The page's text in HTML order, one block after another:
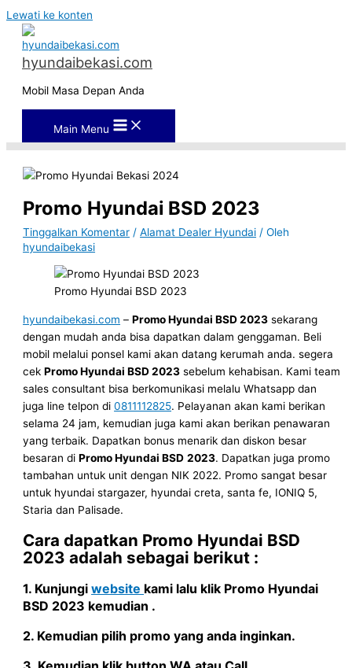
Lewati ke konten
hyundaibekasi.com
Mobil Masa Depan Anda
Main Menu
Promo Hyundai BSD 2023
Tinggalkan Komentar /Alamat Dealer Hyundai / Oleh
hyundaibekasi
Promo Hyundai BSD 2023
hyundaibekasi.com –Promo Hyundai BSD 2023 sekarang
dengan mudah anda bisa dapatkan dalam genggaman. Beli
mobil melalui ponsel kami akan datang kerumah anda. segera
cekPromo HyundaiBSD2023 sebelum kehabisan. Kami team
sales consultant bisa berkomunikasi melalu Whatsapp dan
juga line telpon di0811112825. Pelayanan akan kami berikan
selama 24 jam, kemudian juga kami akan berikan penawaran
yang terbaik. Dapatkan bonus menarik dan diskon besar
besaran diPromo Hyundai BSD 2023. Dapatkan juga promo
tambahan untuk unit dengan NIK 2022. Promo sangat besar
untuk hyundai stargazer, hyundai creta, santa fe, IONIQ 5,
Staria dan Palisade.
Cara dapatkan Promo Hyundai BSD
2023 adalah sebagai berikut :
1. Kunjungiwebsite kami lalu klik Promo Hyundai
BSD 2023 kemudian .
2. Kemudian pilih promo yang anda inginkan.